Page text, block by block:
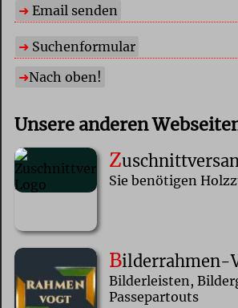
Email senden
Suchenformular
Nach oben!
Unsere anderen
Z
Sie benötigen
Bilderrahmen-
Bilderleisten,
Passepartouts